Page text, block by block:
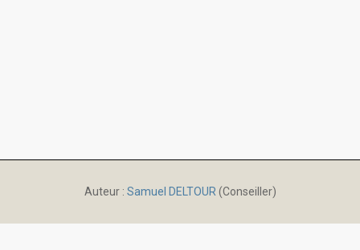
Auteur : Samuel DELTOUR (Conseiller)